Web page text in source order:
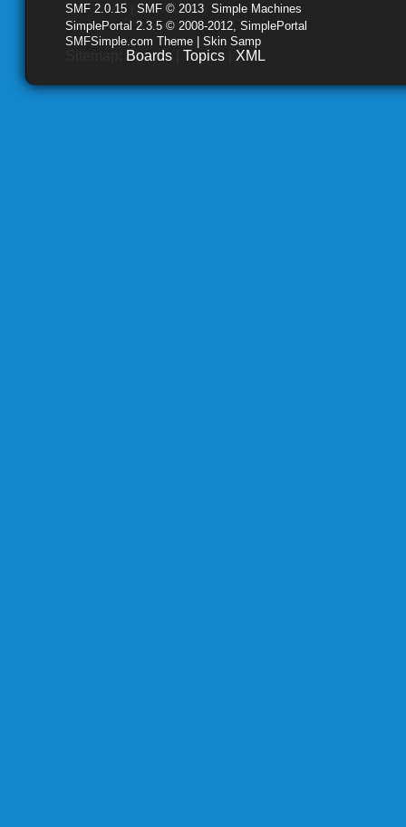
SMF 2.0.15 SMF © 2013 Simple Machines
SimplePortal 2.3.5 © 2008-2012, SimplePortal
SMFSimple.com Theme | Skin Samp
Boards Topics XML